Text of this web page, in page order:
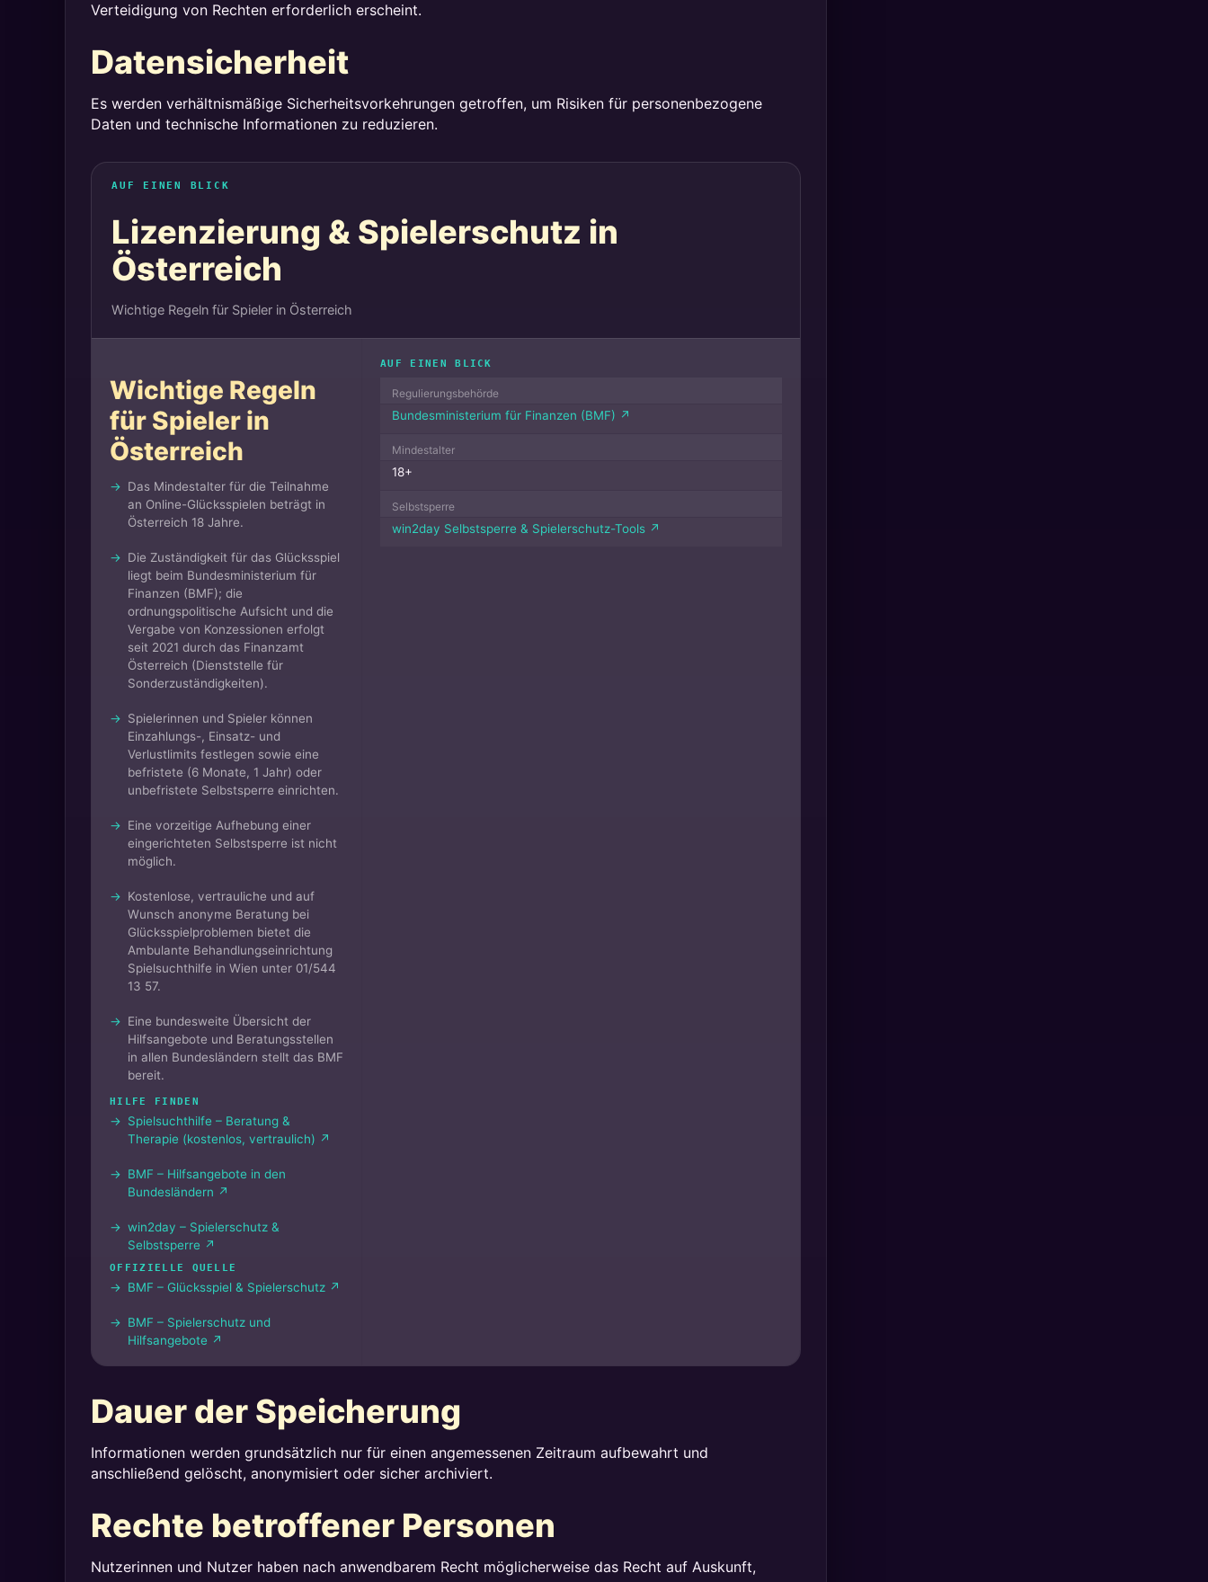
Verteidigung von Rechten erforderlich erscheint.
Datensicherheit
Es werden verhältnismäßige Sicherheitsvorkehrungen getroffen, um Risiken für personenbezogene
Daten und technische Informationen zu reduzieren.
AUF EINEN BLICK
Lizenzierung & Spielerschutz in
Österreich
Wichtige Regeln für Spieler in Österreich
AUF EINEN BLICK
Regulierungsbehörde
Bundesministerium für Finanzen (BMF) ↗
Mindestalter
18+
Selbstsperre
win2day Selbstsperre & Spielerschutz-Tools ↗
Wichtige Regeln
für Spieler in
Österreich
Das Mindestalter für die Teilnahme
an Online-Glücksspielen beträgt in
Österreich 18 Jahre.
Die Zuständigkeit für das Glücksspiel
liegt beim Bundesministerium für
Finanzen (BMF); die
ordnungspolitische Aufsicht und die
Vergabe von Konzessionen erfolgt
seit 2021 durch das Finanzamt
Österreich (Dienststelle für
Sonderzuständigkeiten).
Spielerinnen und Spieler können
Einzahlungs-, Einsatz- und
Verlustlimits festlegen sowie eine
befristete (6 Monate, 1 Jahr) oder
unbefristete Selbstsperre einrichten.
Eine vorzeitige Aufhebung einer
eingerichteten Selbstsperre ist nicht
möglich.
Kostenlose, vertrauliche und auf
Wunsch anonyme Beratung bei
Glücksspielproblemen bietet die
Ambulante Behandlungseinrichtung
Spielsuchthilfe in Wien unter 01/544
13 57.
Eine bundesweite Übersicht der
Hilfsangebote und Beratungsstellen
in allen Bundesländern stellt das BMF
bereit.
HILFE FINDEN
Spielsuchthilfe – Beratung &
Therapie (kostenlos, vertraulich) ↗
BMF – Hilfsangebote in den
Bundesländern ↗
win2day – Spielerschutz &
Selbstsperre ↗
OFFIZIELLE QUELLE
BMF – Glücksspiel & Spielerschutz ↗
BMF – Spielerschutz und
Hilfsangebote ↗
Dauer der Speicherung
Informationen werden grundsätzlich nur für einen angemessenen Zeitraum aufbewahrt und
anschließend gelöscht, anonymisiert oder sicher archiviert.
Rechte betroffener Personen
Nutzerinnen und Nutzer haben nach anwendbarem Recht möglicherweise das Recht auf Auskunft,